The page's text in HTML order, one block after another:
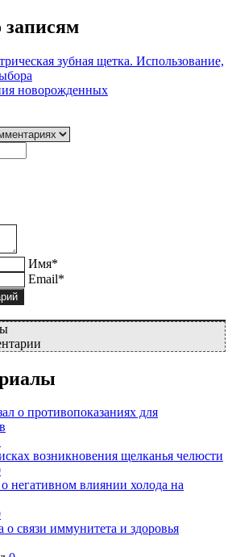
зубная щетка. Использование,
новорожденных
Имя*
Email*
о противопоказаниях для
возникновения щелканья челюсти
негативном влиянии холода на
о связи иммунитета и здоровья